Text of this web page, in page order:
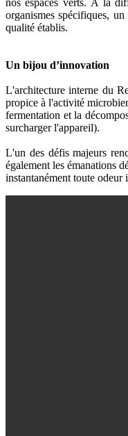
nos espaces verts. À la
organismes spécifiques,
qualité établis.
Un bijou d’innovation
L'architecture interne du
propice à l'activité
fermentation et la
surcharger l'appareil).
L'un des défis majeurs
également les émanations
instantanément toute odeur